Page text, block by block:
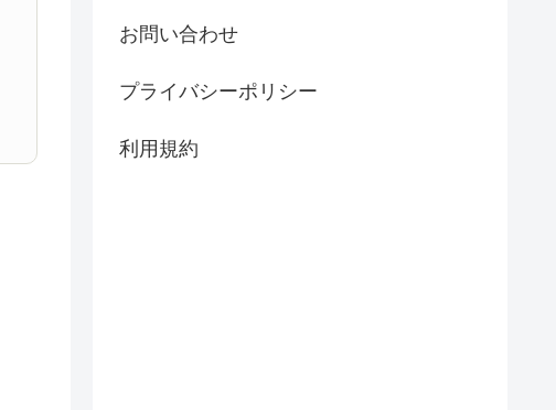
お問い合わせ
プライバシーポリシー
利用規約